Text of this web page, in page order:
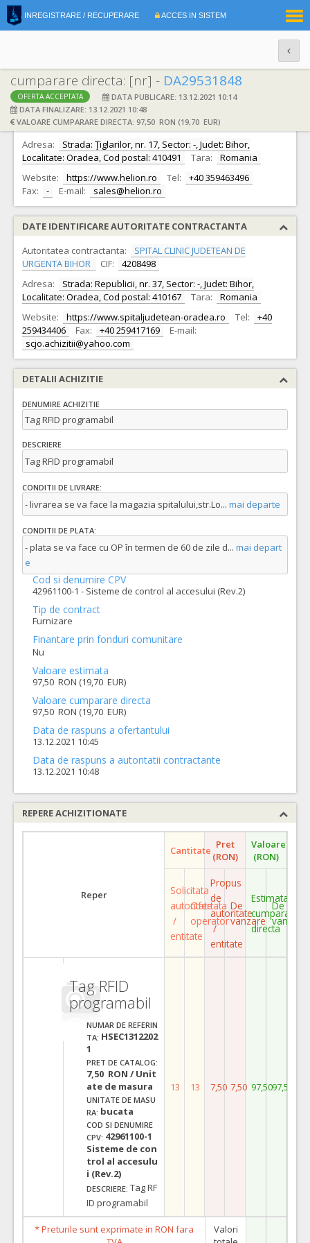
INREGISTRARE / RECUPERARE ACCES IN SISTEM
cumparare directa: [nr] - DA29531848
OFERTA ACCEPTATA
DATA PUBLICARE: 13.12.2021 10:14
DATA FINALIZARE: 13.12.2021 10:48
VALOARE CUMPARARE DIRECTA: 97,50 RON (19,70 EUR)
DATE IDENTIFICARE OFERTANT
Ofertant: S.C. HELION S.A. CIF:
26471400
Adresa:
Strada: Ţiglarilor, nr. 17, Sector: -, Judet: Bihor,
Localitate: Oradea, Cod postal: 410491
Tara:
Romania
Website:
https://www.helion.ro Tel:
+40 359463496
Fax:
- E-mail: sales@helion.ro
DATE IDENTIFICARE AUTORITATE CONTRACTANTA
Autoritatea contractanta:
SPITAL CLINIC JUDETEAN DE
URGENTA BIHOR
CIF:
4208498
Adresa:
Strada: Republicii, nr. 37, Sector: -, Judet: Bihor,
Localitate: Oradea, Cod postal: 410167
Tara:
Romania
Website:
https://www.spitaljudetean-oradea.ro Tel:
+40
259434406
Fax: +40 259417169
E-mail:
scjo.achizitii@yahoo.com
DETALII ACHIZITIE
DENUMIRE ACHIZITIE
Tag RFID programabil
DESCRIERE
Tag RFID programabil
CONDITII DE LIVRARE:
- livrarea se va face la magazia spitalului,str.Lo... mai departe
CONDITII DE PLATA:
- plata se va face cu OP în termen de 60 de zile d... mai depart
e
Cod si denumire CPV
42961100-1 - Sisteme de control al accesului (Rev.2)
Tip de contract
Furnizare
Finantare prin fonduri comunitare
Nu
Valoare estimata
97,50 RON (19,70 EUR)
Valoare cumparare directa
97,50 RON (19,70 EUR)
Data de raspuns a ofertantului
13.12.2021 10:45
Data de raspuns a autoritatii contractante
13.12.2021 10:48
REPERE ACHIZITIONATE
Reper
Cantitate Pret
(RON)
Valoare
(RON)
Solicitata
autoritate
/
entitate
Ofertata
operator
Propus
de
autoritate
/
entitate
De
vanzare
Estimata
cumparare
directa
De
vanzare
Tag RFID
programabil
NUMAR DE REFERIN
TA: HSEC1312202
1
PRET DE CATALOG:
7,50 RON / Unit
ate de masura
UNITATE DE MASU
RA: bucata
COD SI DENUMIRE
CPV: 42961100-1
Sisteme de con
trol al accesulu
i (Rev.2)
DESCRIERE: Tag RF
ID programabil
13 13 7,50 7,50 97,5097,50
* Preturile sunt exprimate in RON fara
Valori